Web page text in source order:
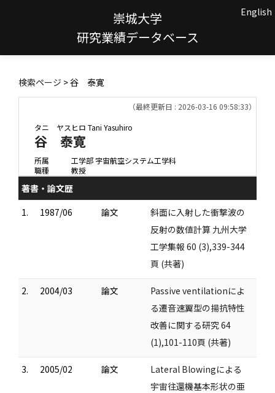
崇城大学
研究業績データベース
English
検索ページ > 谷 泰寛
（最終更新日 : 2026-03-16 09:58:33）
タニ ヤスヒロ Tani Yasuhiro
谷 泰寛
所属
工学部 宇宙航空システム工学科
職種
教授
著書・論文歴
1.
1987/06 論文
斜面に入射した衝撃波の
反射の数値計算 九州大学
工学集報 60 (3),339-344
頁 (共著)
2. 2004/03 論文
Passive ventilationによ
る遷音速翼型の揚抗特性
改善に関する研究 64
(1),101-110頁 (共著)
3. 2005/02 論文
Lateral Blowingによる
宇宙往還機基本形状の亜